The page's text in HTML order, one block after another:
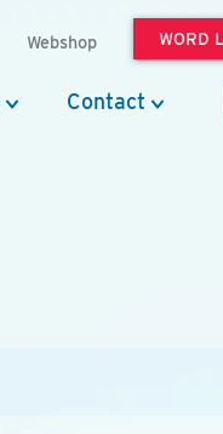
Webshop WORD
Contact